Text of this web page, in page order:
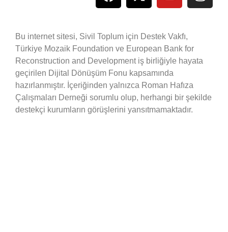
Bu internet sitesi, Sivil Toplum için Destek Vakfı,
Türkiye Mozaik Foundation ve European Bank for
Reconstruction and Development iş birliğiyle hayata
geçirilen Dijital Dönüşüm Fonu kapsamında
hazırlanmıştır. İçeriğinden yalnızca Roman Hafıza
Çalışmaları Derneği sorumlu olup, herhangi bir şekilde
destekçi kurumların görüşlerini yansıtmamaktadır.